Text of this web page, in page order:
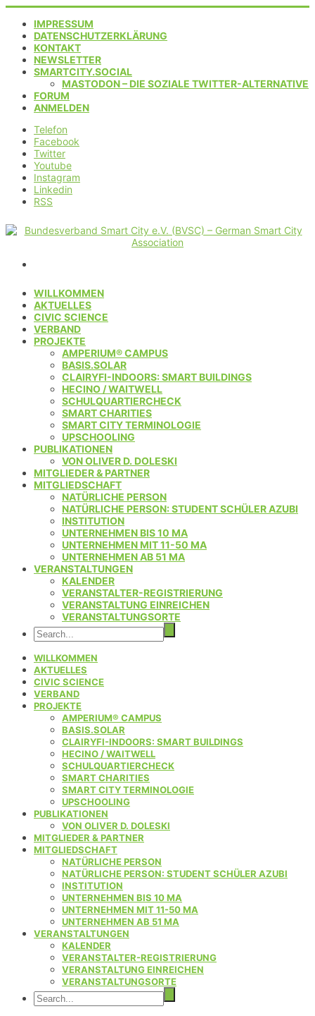
IMPRESSUM
DATENSCHUTZERKLÄRUNG
KONTAKT
NEWSLETTER
SMARTCITY.SOCIAL
MASTODON – DIE SOZIALE TWITTER-ALTERNATIVE
FORUM
ANMELDEN
Telefon
Facebook
Twitter
Youtube
Instagram
Linkedin
RSS
WILLKOMMEN
AKTUELLES
CIVIC SCIENCE
VERBAND
PROJEKTE
AMPERIUM® CAMPUS
BASIS.SOLAR
CLAIRYFI-INDOORS: SMART BUILDINGS
HECINO / WAITWELL
SCHULQUARTIERCHECK
SMART CHARITIES
SMART CITY TERMINOLOGIE
UPSCHOOLING
PUBLIKATIONEN
VON OLIVER D. DOLESKI
MITGLIEDER & PARTNER
MITGLIEDSCHAFT
NATÜRLICHE PERSON
NATÜRLICHE PERSON: STUDENT SCHÜLER AZUBI
INSTITUTION
UNTERNEHMEN BIS 10 MA
UNTERNEHMEN MIT 11-50 MA
UNTERNEHMEN AB 51 MA
VERANSTALTUNGEN
KALENDER
VERANSTALTER-REGISTRIERUNG
VERANSTALTUNG EINREICHEN
VERANSTALTUNGSORTE
WILLKOMMEN
AKTUELLES
CIVIC SCIENCE
VERBAND
PROJEKTE
AMPERIUM® CAMPUS
BASIS.SOLAR
CLAIRYFI-INDOORS: SMART BUILDINGS
HECINO / WAITWELL
SCHULQUARTIERCHECK
SMART CHARITIES
SMART CITY TERMINOLOGIE
UPSCHOOLING
PUBLIKATIONEN
VON OLIVER D. DOLESKI
MITGLIEDER & PARTNER
MITGLIEDSCHAFT
NATÜRLICHE PERSON
NATÜRLICHE PERSON: STUDENT SCHÜLER AZUBI
INSTITUTION
UNTERNEHMEN BIS 10 MA
UNTERNEHMEN MIT 11-50 MA
UNTERNEHMEN AB 51 MA
VERANSTALTUNGEN
KALENDER
VERANSTALTER-REGISTRIERUNG
VERANSTALTUNG EINREICHEN
VERANSTALTUNGSORTE